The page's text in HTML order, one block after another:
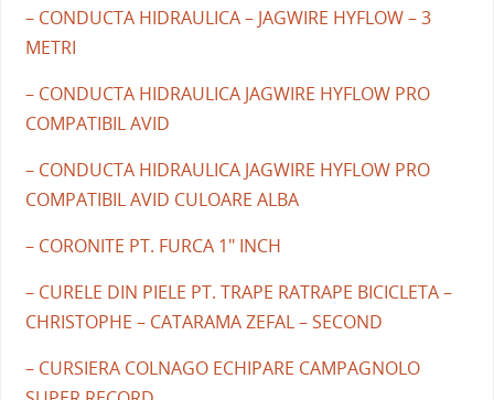
– CONDUCTA HIDRAULICA – JAGWIRE HYFLOW – 3
METRI
– CONDUCTA HIDRAULICA JAGWIRE HYFLOW PRO
COMPATIBIL AVID
– CONDUCTA HIDRAULICA JAGWIRE HYFLOW PRO
COMPATIBIL AVID CULOARE ALBA
– CORONITE PT. FURCA 1" INCH
– CURELE DIN PIELE PT. TRAPE RATRAPE BICICLETA –
CHRISTOPHE – CATARAMA ZEFAL – SECOND
– CURSIERA COLNAGO ECHIPARE CAMPAGNOLO